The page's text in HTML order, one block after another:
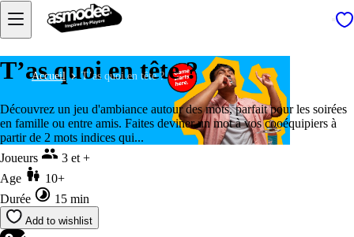
Accueil T’as quoi en tête ?
T’as quoi en tête ?
Découvrez un jeu d'ambiance autour des mots, parfait pour les soirées
en famille ou entre amis. Faites deviner un mot à vos cooéquipiers à
partir de 2 mots indices qui...
Joueurs
3 et +
Age
10+
Durée
15 min
Add to wishlist